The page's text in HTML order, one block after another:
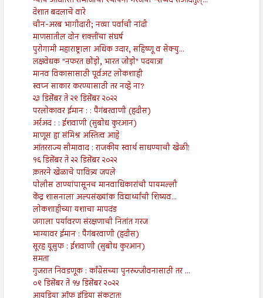
देशात बदलाचे वारे
चीन-अरब भागीदारी; नव्या पर्वाची नांदी
माणसातील दोन शक्तींचा संघर्ष
पुरोगामी महाराष्ट्राला अधिक उदार, सहिष्णू व सेक्यु...
लक्षवेधक "नफरत छोड़ो, भारत जोड़ो" पदयात्रा
मानव विकासासाठी पूर्वअट लोकशाही
स्वप्न साकार करण्यासाठी तर नव्हे ना?
२३ डिसेंबर ते २९ डिसेंबर २०२२
परलोकावर ईमान : : पैगंबरवाणी (हदीस)
अर्रअद : : ईशवाणी (सुबोध कुरआन)
माणूस हा संमिश्र अस्तित्व आहे
आंतरराज्य सीमावाद : राजकीय स्वार्थ साधण्याची खेळी!
१६ डिसेंबर ते २२ डिसेंबर २०२२
क़तरने खेळाचे पावित्र्य जपले
पोलीस ठाण्यांपासूनच मानवाधिकारांची पायमल्ली
केंद्र शासनाला अल्पसंख्यांक विद्यार्थ्यांची शिष्यव...
लोकशाहीच्या यशाचा मापदंड
जगाला पर्यावरण संरक्षणाची नितांत गरज
भाग्यावर ईमान : पैगंबरवाणी (हदीस)
सूरह यूसुफ : ईशवाणी (सुबोध कुरआन)
समता
गुजरात निवडणूक : काँग्रेसच्या पुनरुज्जीवनासाठी तर ...
०९ डिसेंबर ते १५ डिसेंबर २०२२